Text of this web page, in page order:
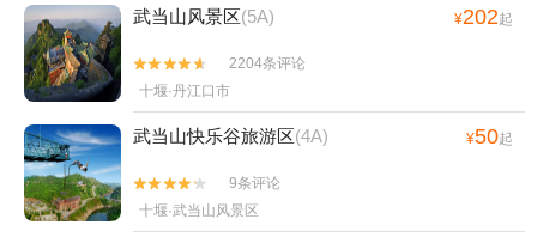
武当山风景区(5A) ¥202起


2204条评论
十堰·丹江口市
武当山快乐谷旅游区(4A) ¥50起


9条评论
十堰·武当山风景区